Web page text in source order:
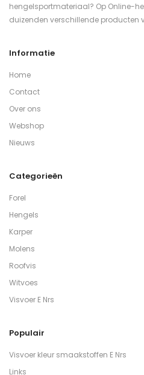
hengelsportmateriaal? Op Online-
duizenden verschillende producten
Informatie
Home
Contact
Over ons
Webshop
Nieuws
Categorieën
Forel
Hengels
Karper
Molens
Roofvis
Witvoes
Visvoer E Nrs
Populair
Visvoer kleur smaakstoffen E Nrs
Links